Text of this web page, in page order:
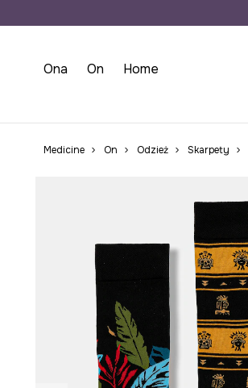
Ona On Home
Medicine On Odzież Skarpety